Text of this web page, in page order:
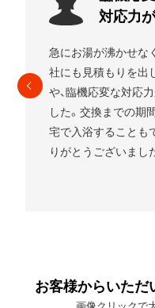
良かっ
エコキュートを使用
したいことをお伝え
れました。高いもの
と少し心配でしたが
良かったです。笑
お客様からいた